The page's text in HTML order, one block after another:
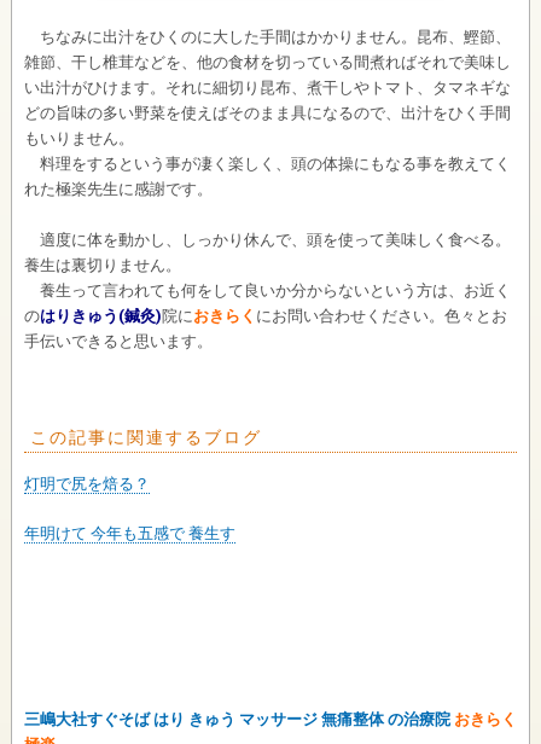
ちなみに出汁をひくのに大した手間はかかりません。昆布、鰹節、
雑節、干し椎茸などを、他の食材を切っている間煮ればそれで美味し
い出汁がひけます。それに細切り昆布、煮干しやトマト、タマネギな
どの旨味の多い野菜を使えばそのまま具になるので、出汁をひく手間
もいりません。
料理をするという事が凄く楽しく、頭の体操にもなる事を教えてく
れた極楽先生に感謝です。
適度に体を動かし、しっかり休んで、頭を使って美味しく食べる。
養生は裏切りません。
養生って言われても何をして良いか分からないという方は、お近く
のはりきゅう(鍼灸)院におきらく にお問い合わせください。色々とお
手伝いできると思います。
この記事に関連するブログ
灯明で尻を焙る？
年明けて 今年も五感で 養生す
三嶋大社すぐそば はり きゅう マッサージ 無痛整体 の治療院 おきらく